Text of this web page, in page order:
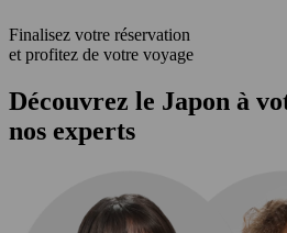
Finalisez votre réservation
et profitez de votre voyage
Découvrez le Japon à
nos experts